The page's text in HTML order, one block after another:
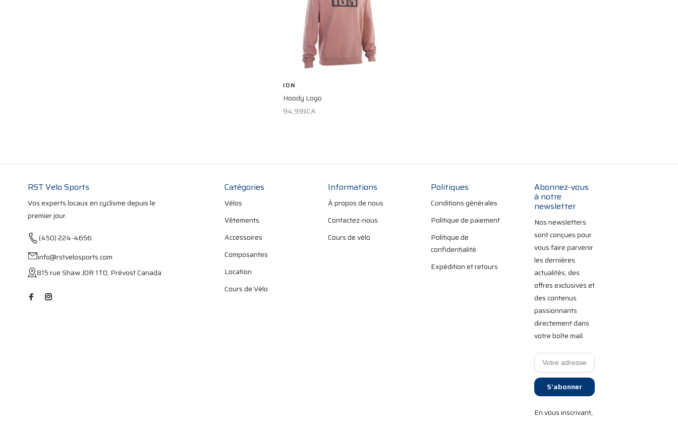
ION
Hoody Logo
94,99$CA
RST Velo Sports
Vos experts locaux en cyclisme depuis le
premier jour.
(450) 224-4656
info@rstvelosports.com
815 rue Shaw J0R 1T0, Prévost Canada
Catégories
Vélos
Vêtements
Accessoires
Composantes
Location
Cours de Vélo
Informations
À propos de nous
Contactez-nous
Cours de vélo
Politiques
Conditions générales
Politique de paiement
Politique de
confidentialité
Expédition et retours
Abonnez-vous
à notre
newsletter
Nos newsletters
sont conçues pour
vous faire parvenir
les dernières
actualités, des
offres exclusives et
des contenus
passionnants
directement dans
votre boîte mail.
S'abonner
En vous inscrivant,